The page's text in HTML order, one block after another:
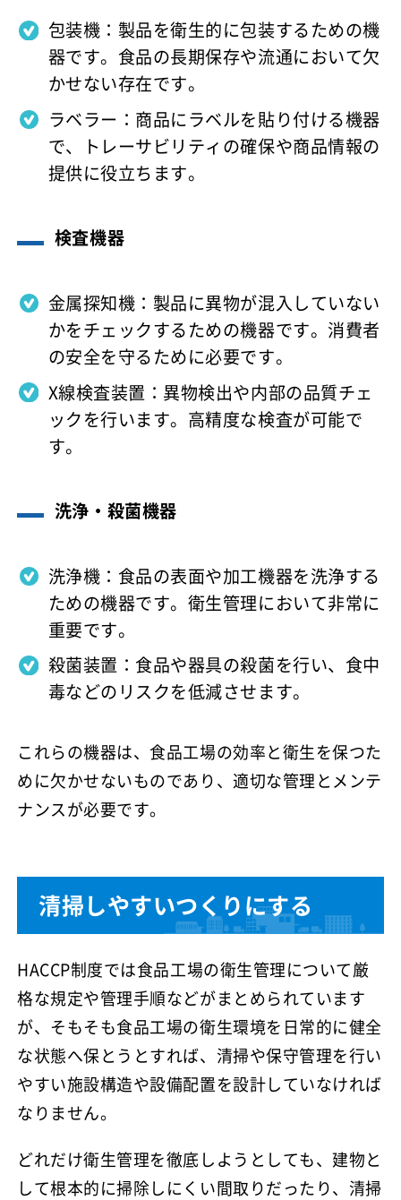
包装機：製品を衛生的に包装するための機
器です。食品の長期保存や流通において欠
かせない存在です。
ラベラー：商品にラベルを貼り付ける機器
で、トレーサビリティの確保や商品情報の
提供に役立ちます。
検査機器
金属探知機：製品に異物が混入していない
かをチェックするための機器です。消費者
の安全を守るために必要です。
X線検査装置：異物検出や内部の品質チェ
ックを行います。高精度な検査が可能で
す。
洗浄・殺菌機器
洗浄機：食品の表面や加工機器を洗浄する
ための機器です。衛生管理において非常に
重要です。
殺菌装置：食品や器具の殺菌を行い、食中
毒などのリスクを低減させます。
これらの機器は、食品工場の効率と衛生を保つた
めに欠かせないものであり、適切な管理とメンテ
ナンスが必要です。
清掃しやすいつくりにする
HACCP制度では食品工場の衛生管理について厳
格な規定や管理手順などがまとめられています
が、そもそも食品工場の衛生環境を日常的に健全
な状態へ保とうとすれば、清掃や保守管理を行い
やすい施設構造や設備配置を設計していなければ
なりません。
どれだけ衛生管理を徹底しようとしても、建物と
して根本的に掃除しにくい間取りだったり、清掃